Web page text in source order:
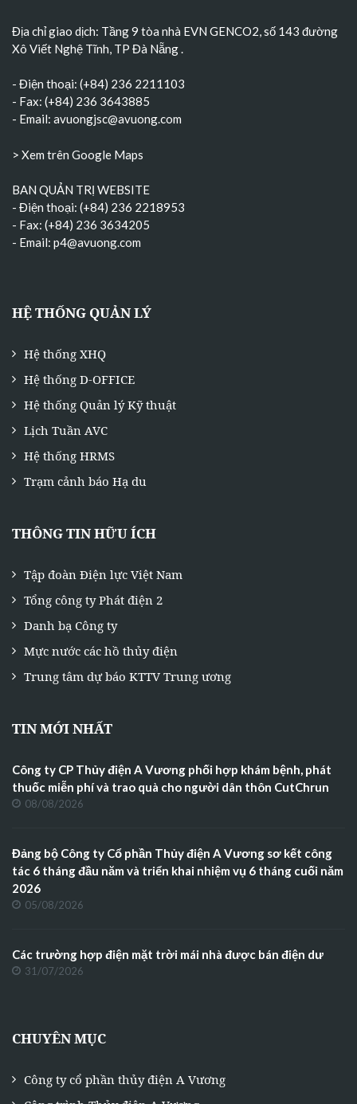
Địa chỉ giao dịch: Tầng 9 tòa nhà EVN GENCO2, số 143 đường
Xô Viết Nghệ Tĩnh, TP Đà Nẵng.
- Điện thoại: (+84) 236 2211103
- Fax: (+84) 236 3643885
- Email: avuongjsc@avuong.com
> Xem trên Google Maps
BAN QUẢN TRỊ WEBSITE
- Điện thoại: (+84) 236 2218953
- Fax: (+84) 236 3634205
- Email: p4@avuong.com
HỆ THỐNG QUẢN LÝ
Hệ thống XHQ
Hệ thống D-OFFICE
Hệ thống Quản lý Kỹ thuật
Lịch Tuần AVC
Hệ thống HRMS
Trạm cảnh báo Hạ du
THÔNG TIN HỮU ÍCH
Tập đoàn Điện lực Việt Nam
Tổng công ty Phát điện 2
Danh bạ Công ty
Mực nước các hồ thủy điện
Trung tâm dự báo KTTV Trung ương
TIN MỚI NHẤT
Công ty CP Thủy điện A Vương phối hợp khám bệnh, phát
thuốc miễn phí và trao quà cho người dân thôn CutChrun
08/08/2026
Đảng bộ Công ty Cổ phần Thủy điện A Vương sơ kết công
tác 6 tháng đầu năm và triển khai nhiệm vụ 6 tháng cuối năm
2026
05/08/2026
Các trường hợp điện mặt trời mái nhà được bán điện dư
31/07/2026
CHUYÊN MỤC
Công ty cổ phần thủy điện A Vương